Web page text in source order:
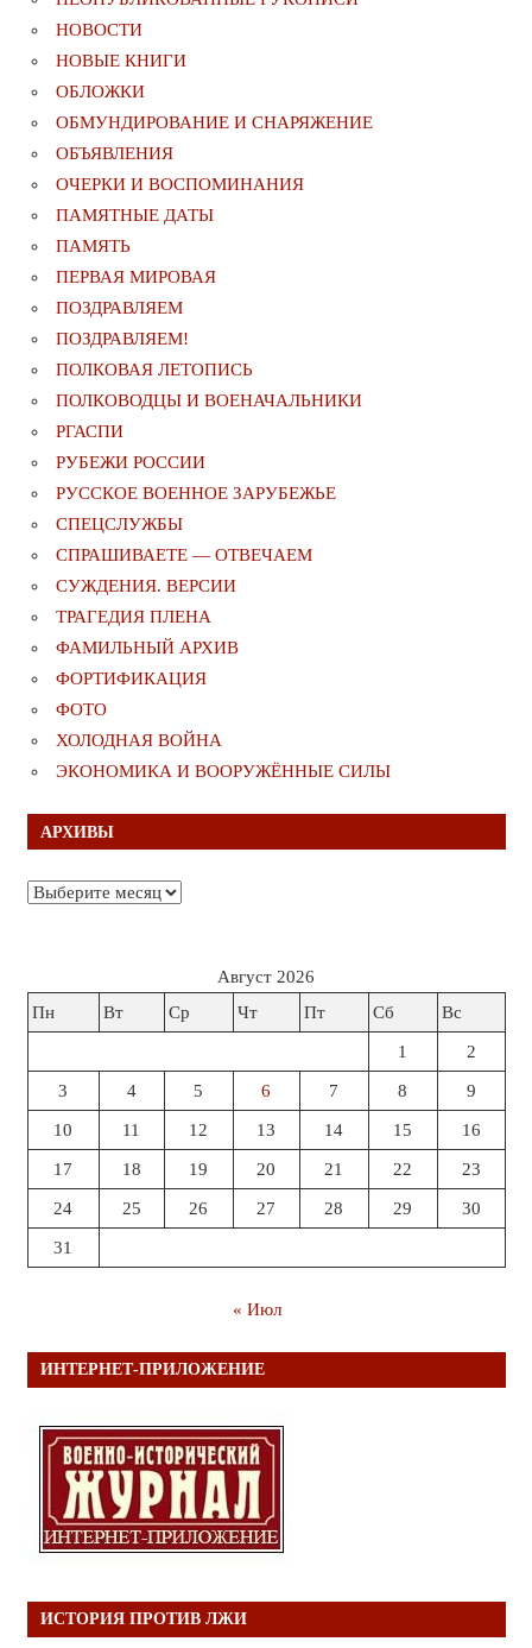
НОВОСТИ
НОВЫЕ КНИГИ
ОБЛОЖКИ
ОБМУНДИРОВАНИЕ И СНАРЯЖЕНИЕ
ОБЪЯВЛЕНИЯ
ОЧЕРКИ И ВОСПОМИНАНИЯ
ПАМЯТНЫЕ ДАТЫ
ПАМЯТЬ
ПЕРВАЯ МИРОВАЯ
ПОЗДРАВЛЯЕМ
ПОЗДРАВЛЯЕМ!
ПОЛКОВАЯ ЛЕТОПИСЬ
ПОЛКОВОДЦЫ И ВОЕНАЧАЛЬНИКИ
РГАСПИ
РУБЕЖИ РОССИИ
РУССКОЕ ВОЕННОЕ ЗАРУБЕЖЬЕ
СПЕЦСЛУЖБЫ
СПРАШИВАЕТЕ — ОТВЕЧАЕМ
СУЖДЕНИЯ. ВЕРСИИ
ТРАГЕДИЯ ПЛЕНА
ФАМИЛЬНЫЙ АРХИВ
ФОРТИФИКАЦИЯ
ФОТО
ХОЛОДНАЯ ВОЙНА
ЭКОНОМИКА И ВООРУЖЁННЫЕ СИЛЫ
АРХИВЫ
Архивы
Август 2026
Пн
Вт Ср Чт Пт Сб Вс
1 2
3 4 5 6 7 8 9
10 11 12 13 14 15 16
17 18 19 20 21 22 23
24 25 26 27 28 29 30
31
« Июл
ИНТЕРНЕТ-ПРИЛОЖЕНИЕ
ИСТОРИЯ ПРОТИВ ЛЖИ